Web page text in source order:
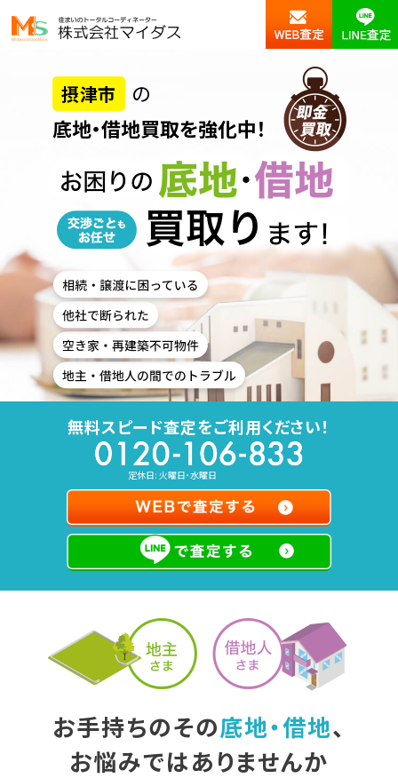
摂津市
の
底地・借地買取を強化中！
無料スピード査定をご利用ください！
定休日: 火曜日・水曜日
お手持ちのその底地・借地、
お悩みではありませんか